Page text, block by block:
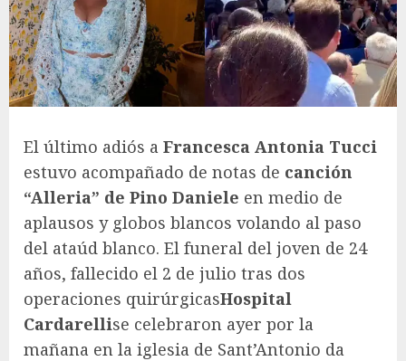
El último adiós a Francesca Antonia Tucci
estuvo acompañado de notas de canción
“Alleria” de Pino Daniele en medio de
aplausos y globos blancos volando al paso
del ataúd blanco. El funeral del joven de 24
años, fallecido el 2 de julio tras dos
operaciones quirúrgicasHospital
Cardarellise celebraron ayer por la
mañana en la iglesia de Sant’Antonio da